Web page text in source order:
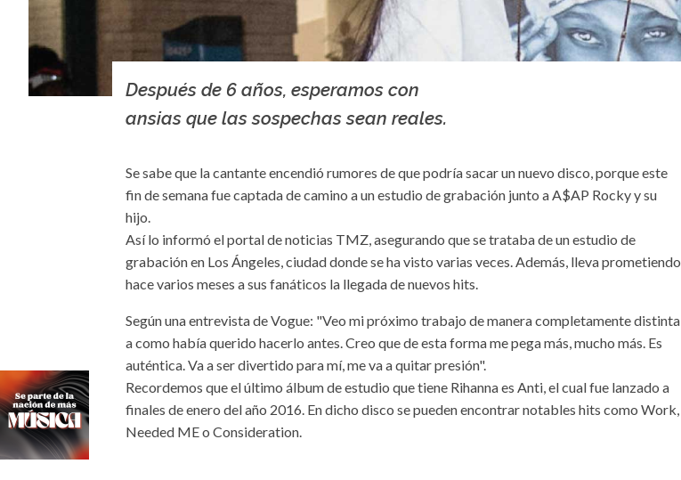
Después de 6 años, esperamos con
ansias que las sospechas sean reales.
Se sabe que la cantante encendió rumores de que podría sacar un nuevo disco, porque este
fin de semana fue captada de camino a un estudio de grabación junto a A$AP Rocky y su
hijo.
Así lo informó el portal de noticias TMZ, asegurando que se trataba de un estudio de
grabación en Los Ángeles, ciudad donde se ha visto varias veces. Además, lleva prometiendo
hace varios meses a sus fanáticos la llegada de nuevos hits.
Según una entrevista de Vogue: "Veo mi próximo trabajo de manera completamente distinta
a como había querido hacerlo antes. Creo que de esta forma me pega más, mucho más. Es
auténtica. Va a ser divertido para mí, me va a quitar presión".
Recordemos que el último álbum de estudio que tiene Rihanna es Anti, el cual fue lanzado a
finales de enero del año 2016. En dicho disco se pueden encontrar notables hits como Work,
Needed ME o Consideration.